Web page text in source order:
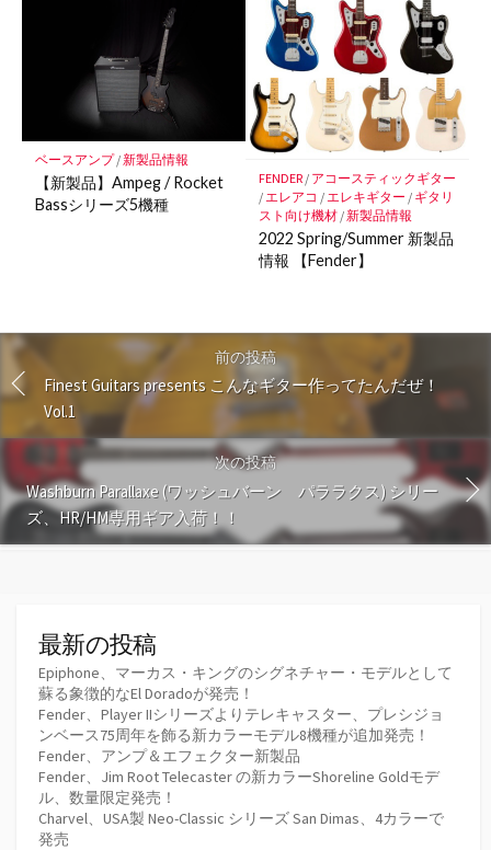
ベースアンプ/新製品情報
【新製品】Ampeg / Rocket
Bassシリーズ5機種
FENDER/ アコースティックギター
/エレアコ /エレキギター / ギタリ
スト向け機材/新製品情報
2022 Spring/Summer 新製品
情報 【Fender】
前の投稿
Finest Guitars presents こんなギター作ってたんだぜ！
Vol.1
次の投稿
Washburn Parallaxe (ワッシュバーン パララクス) シリー
ズ、HR/HM専用ギア入荷！！
最新の投稿
Epiphone、マーカス・キングのシグネチャー・モデルとして
蘇る象徴的なEl Doradoが発売！
Fender、Player IIシリーズよりテレキャスター、プレシジョ
ンベース75周年を飾る新カラーモデル8機種が追加発売！
Fender、アンプ＆エフェクター新製品
Fender、Jim Root Telecaster の新カラーShoreline Goldモデ
ル、数量限定発売！
Charvel、USA製 Neo-Classic シリーズ San Dimas、4カラーで
発売